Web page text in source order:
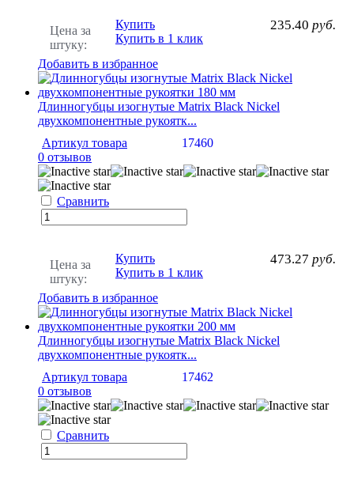
Цена за
штуку:
235.40 руб.
Купить
Купить в 1 клик
Добавить в избранное
Длинногубцы изогнутые Matrix Black Nickel
двухкомпонентные рукоятк...
Артикул товара
17460
0 отзывов
Сравнить
Цена за
штуку:
473.27 руб.
Купить
Купить в 1 клик
Добавить в избранное
Длинногубцы изогнутые Matrix Black Nickel
двухкомпонентные рукоятк...
Артикул товара
17462
0 отзывов
Сравнить